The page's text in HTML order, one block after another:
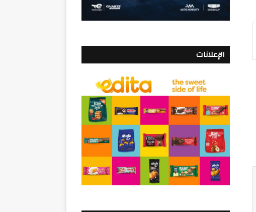
الإعلانات